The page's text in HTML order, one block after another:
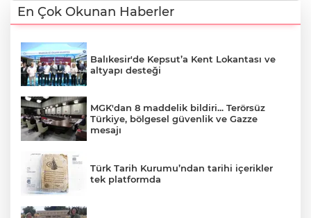
En Çok Okunan Haberler
Balıkesir'de Kepsut’a Kent Lokantası ve
altyapı desteği
MGK'dan 8 maddelik bildiri... Terörsüz
Türkiye, bölgesel güvenlik ve Gazze
mesajı
Türk Tarih Kurumu’ndan tarihi içerikler
tek platformda